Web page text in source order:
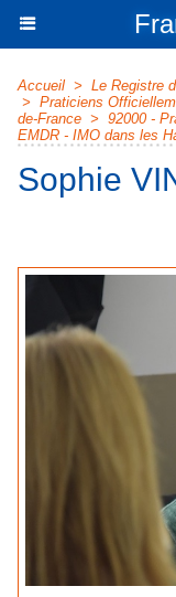
Accueil > Le Registre
> Praticiens
de-France > 92000 -
EMDR - IMO dans les
Sophie